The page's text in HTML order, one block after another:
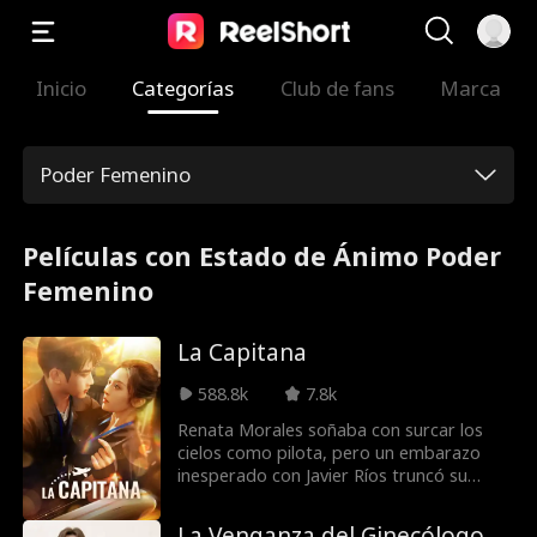
Inicio Categorías Club de fans Marca
Poder Femenino
Películas con Estado de Ánimo Poder
Femenino
La Capitana
588.8k
7.8k
Renata Morales soñaba con surcar los
cielos como pilota, pero un embarazo
inesperado con Javier Ríos truncó su
hogar, descubre en pleno vuelo la traición